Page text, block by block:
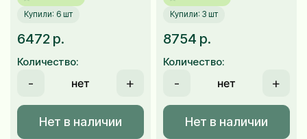
Купили: 6 шт
6472 р.
Количество:
- +
Нет в наличии
Купили: 3 шт
8754 р.
Количество:
- +
Нет в наличии